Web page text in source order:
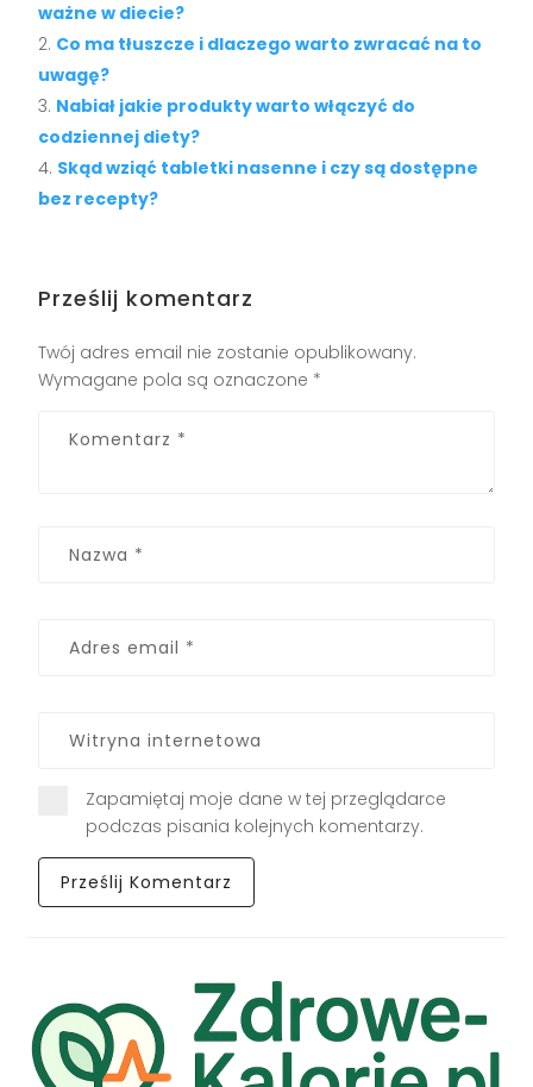
ważne w diecie?
Co ma tłuszcze i dlaczego warto zwracać na to
uwagę?
Nabiał jakie produkty warto włączyć do
codziennej diety?
Skąd wziąć tabletki nasenne i czy są dostępne
bez recepty?
Prześlij komentarz
Twój adres email nie zostanie opublikowany.
Wymagane pola są oznaczone *
Zapamiętaj moje dane w tej przeglądarce
podczas pisania kolejnych komentarzy.